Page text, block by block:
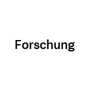
Forschung